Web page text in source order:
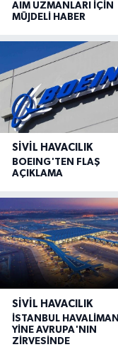
AIM UZMANLARI İÇİN
MÜJDELİ HABER
SIVIL HAVACILIK
BOEING'TEN FLAŞ
AÇIKLAMA
SIVIL HAVACILIK
İSTANBUL HAVALİMANI
YİNE AVRUPA'NIN
ZİRVESİNDE